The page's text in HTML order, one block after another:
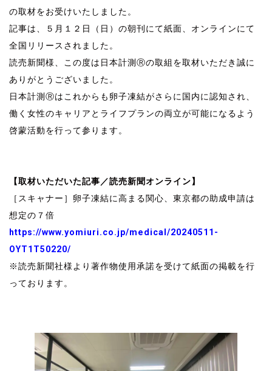
の取材をお受けいたしました。
記事は、５月１２日（日）の朝刊にて紙面、オンラインにて
全国リリースされました。
読売新聞様、この度は日本計測Ⓡの取組を取材いただき誠に
ありがとうございました。
日本計測Ⓡはこれからも卵子凍結がさらに国内に認知され、
働く女性のキャリアとライフプランの両立が可能になるよう
啓蒙活動を行って参ります。
【取材いただいた記事／読売新聞オンライン】
［スキャナー］卵子凍結に高まる関心、東京都の助成申請は
想定の７倍
https://www.yomiuri.co.jp/medical/20240511-
OYT1T50220/
※読売新聞社様より著作物使用承諾を受けて紙面の掲載を行
っております。